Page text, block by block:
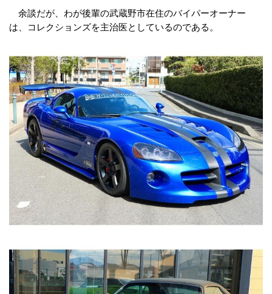
余談だが、わが後輩の武蔵野市在住のバイパーオーナー
は、コレクションズを主治医としているのである。